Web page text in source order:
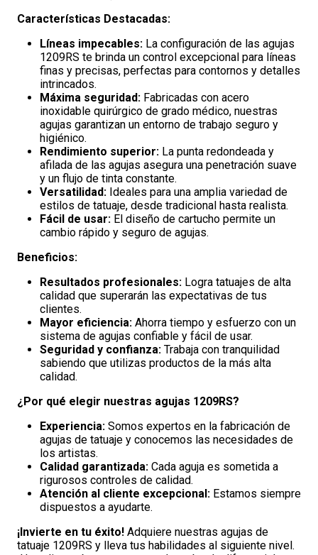
Características Destacadas:
Líneas impecables: La configuración de las agujas
1209RS te brinda un control excepcional para líneas
finas y precisas, perfectas para contornos y detalles
intrincados.
Máxima seguridad: Fabricadas con acero
inoxidable quirúrgico de grado médico, nuestras
agujas garantizan un entorno de trabajo seguro y
higiénico.
Rendimiento superior: La punta redondeada y
afilada de las agujas asegura una penetración suave
y un flujo de tinta constante.
Versatilidad: Ideales para una amplia variedad de
estilos de tatuaje, desde tradicional hasta realista.
Fácil de usar: El diseño de cartucho permite un
cambio rápido y seguro de agujas.
Beneficios:
Resultados profesionales: Logra tatuajes de alta
calidad que superarán las expectativas de tus
clientes.
Mayor eficiencia: Ahorra tiempo y esfuerzo con un
sistema de agujas confiable y fácil de usar.
Seguridad y confianza: Trabaja con tranquilidad
sabiendo que utilizas productos de la más alta
calidad.
¿Por qué elegir nuestras agujas 1209RS?
Experiencia: Somos expertos en la fabricación de
agujas de tatuaje y conocemos las necesidades de
los artistas.
Calidad garantizada: Cada aguja es sometida a
rigurosos controles de calidad.
Atención al cliente excepcional: Estamos siempre
dispuestos a ayudarte.
¡Invierte en tu éxito! Adquiere nuestras agujas de
tatuaje 1209RS y lleva tus habilidades al siguiente nivel.